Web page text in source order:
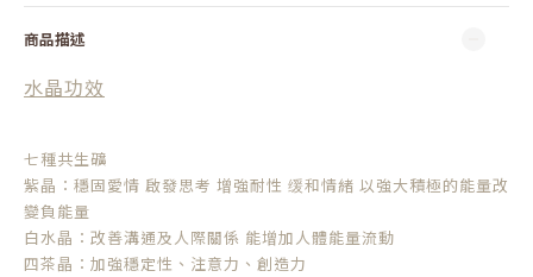
商品描述
水晶功效
七種共生礦
紫晶：穩固愛情 啟發思考 增強耐性 缓和情緒 以強大積極的能量改
變負能量
白水晶：改善溝通及人際關係 能增加人體能量流動
四茶晶：加強穩定性、注意力、創造力